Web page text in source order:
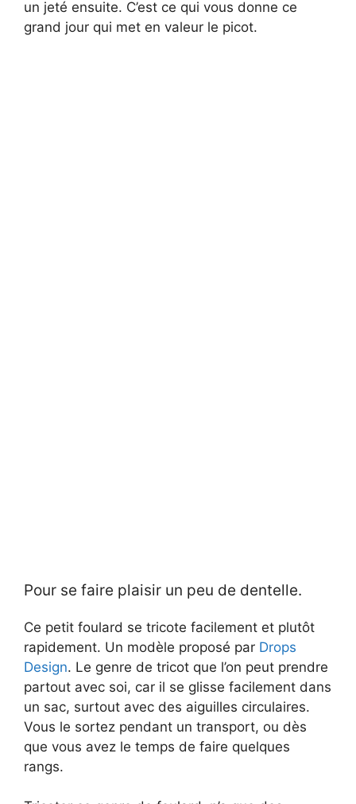
un jeté ensuite. C’est ce qui vous donne ce
grand jour qui met en valeur le picot.
Pour se faire plaisir un peu de dentelle.
Ce petit foulard se tricote facilement et plutôt
rapidement. Un modèle proposé par Drops
Design. Le genre de tricot que l’on peut prendre
partout avec soi, car il se glisse facilement dans
un sac, surtout avec des aiguilles circulaires.
Vous le sortez pendant un transport, ou dès
que vous avez le temps de faire quelques
rangs.